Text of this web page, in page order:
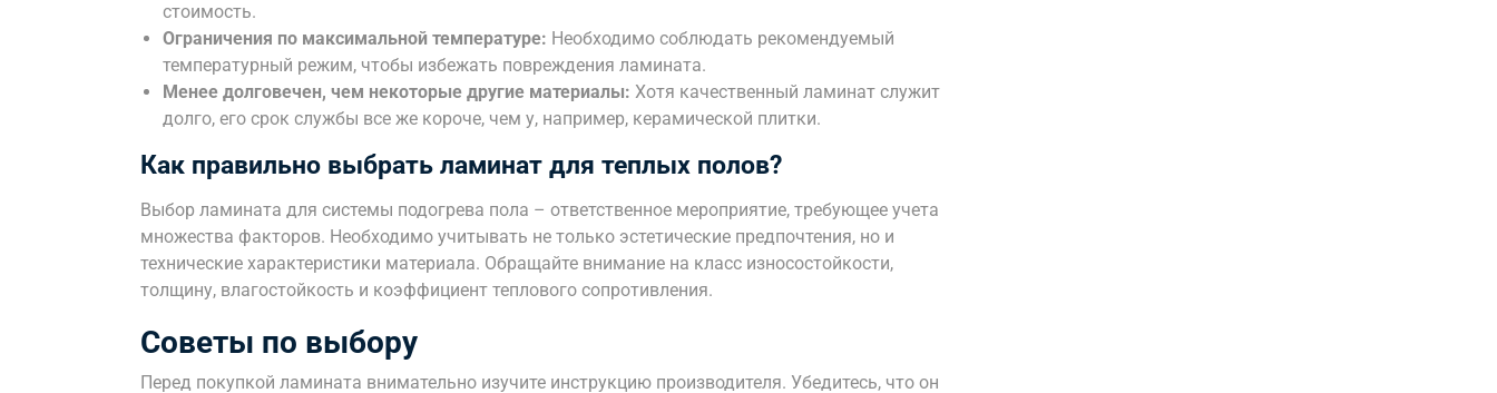
стоимость.
Ограничения по максимальной температуре: Необходимо соблюдать рекомендуемый
температурный режим, чтобы избежать повреждения ламината.
Менее долговечен, чем некоторые другие материалы: Хотя качественный ламинат служит
долго, его срок службы все же короче, чем у, например, керамической плитки.
Как правильно выбрать ламинат для теплых полов?
Выбор ламината для системы подогрева пола – ответственное мероприятие, требующее учета
множества факторов. Необходимо учитывать не только эстетические предпочтения, но и
технические характеристики материала. Обращайте внимание на класс износостойкости,
толщину, влагостойкость и коэффициент теплового сопротивления.
Советы по выбору
Перед покупкой ламината внимательно изучите инструкцию производителя. Убедитесь, что он